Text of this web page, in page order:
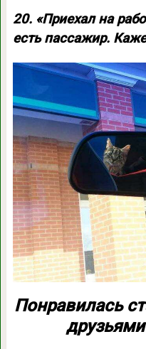
20. «Приехал на
есть пассажир.
Понравилась